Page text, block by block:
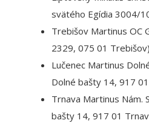
svätého Egídia 3004/
Trebišov Martinus OC
2329, 075 01 Trebišov)
Lučenec Martinus
Dolné bašty 14, 917
Trnava Martinus Nám.
bašty 14, 917 01